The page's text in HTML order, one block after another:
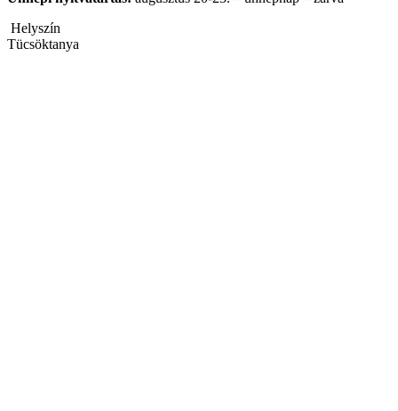
Helyszín
Tücsöktanya